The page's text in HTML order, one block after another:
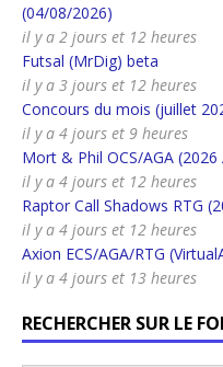
(04/08/2026)
il y a 2 jours et 12 heures
Futsal (MrDig) beta
il y a 3 jours et 12 heures
Concours du mois (juillet
il y a 4 jours et 9 heures
Mort & Phil OCS/AGA
il y a 4 jours et 12 heures
Raptor Call Shadows RTG
il y a 4 jours et 12 heures
Axion ECS/AGA/RTG
il y a 4 jours et 13 heures
RECHERCHER SUR LE